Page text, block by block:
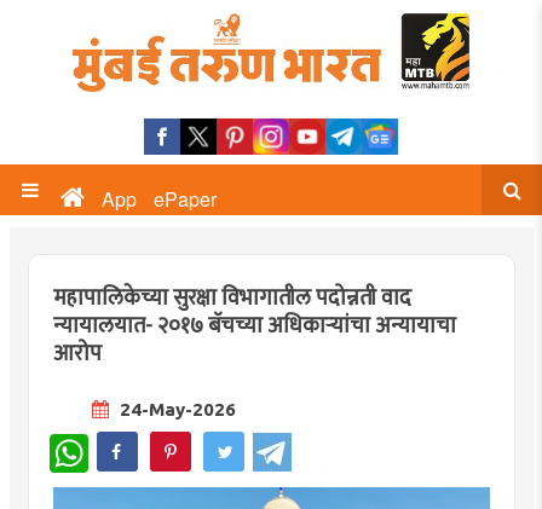
App ePaper
महापालिकेच्या सुरक्षा विभागातील पदोन्नती वाद
न्यायालयात- २०१७ बॅचच्या अधिकाऱ्यांचा अन्यायाचा
आरोप
24-May-2026
WhatsApp